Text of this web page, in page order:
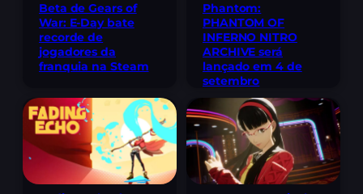
Beta de Gears of
War: E-Day bate
recorde de
jogadores da
franquia na Steam
Phantom:
PHANTOM OF
INFERNO NITRO
ARCHIVE será
lançado em 4 de
setembro